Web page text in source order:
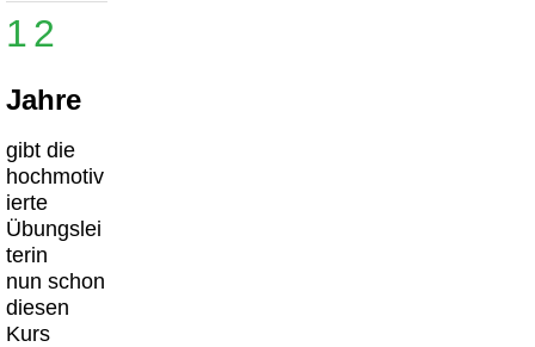
12
Jahre
gibt die
hochmotiv
ierte
Übungslei
terin
nun schon
diesen
Kurs